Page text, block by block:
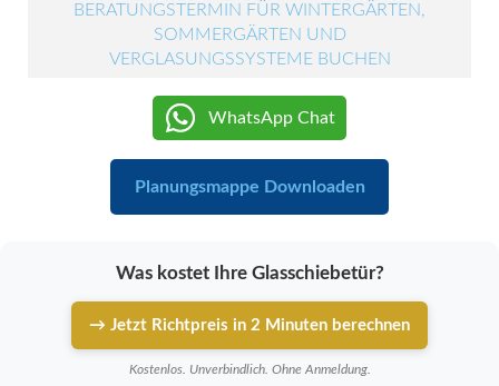
BERATUNGSTERMIN FÜR WINTERGÄRTEN,
SOMMERGÄRTEN UND
VERGLASUNGSSYSTEME BUCHEN
WhatsApp Chat
Planungsmappe Downloaden
Was kostet Ihre Glasschiebetür?
→ Jetzt Richtpreis in 2 Minuten berechnen
Kostenlos. Unverbindlich. Ohne Anmeldung.